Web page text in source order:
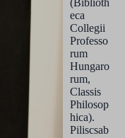
(Biblioth
eca
Collegii
Professo
rum
Hungaro
rum,
Classis
Philosop
hica).
Piliscsab